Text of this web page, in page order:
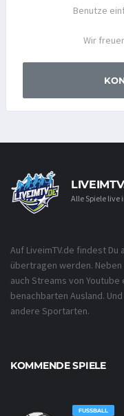
Benutze
Wir
Alle Spiele live
Auf LiveimTV.de findest Du
übertragen werden.
auch Streams von
benachbarten Ausland.
andere Sportarten.
KOMMENDE SPIELE
FUSSBALL